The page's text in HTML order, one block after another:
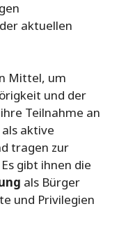
aktuellen
Mittel, um
und der
Teilnahme an
aktive
tragen zur
gibt ihnen die
als Bürger
und Privilegien